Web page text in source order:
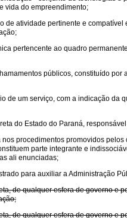
vida do empreendimento;
atividade pertinente e
pertencente ao quadro
públicos, constituído
de um serviço, com a indicação
do Estado do Paraná,
procedimentos promovidos
parte integrante e
ali enunciadas;
para auxiliar a Administração
de qualquer esfera de governo
de qualquer esfera de governo